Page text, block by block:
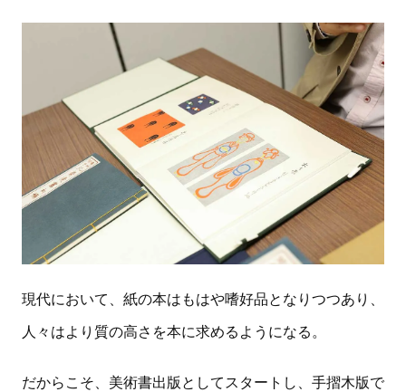
現代において、紙の本はもはや嗜好品となりつつあり、
人々はより質の高さを本に求めるようになる。
だからこそ、美術書出版としてスタートし、手摺木版で